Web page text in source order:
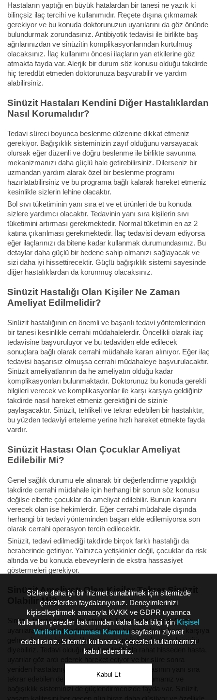
Sizlere daha iyi bir hizmet sunabilmek için sitemizde
çerezlerden faydalanıyoruz. Deneyimlerinizi
kişiselleştirmek amacıyla KVKK ve GDPR uyarınca
kullanılan çerezler bakımından daha fazla bilgi için Kişisel
Verilerin Korunması Kanunu sayfasını ziyaret
edebilirsiniz. Sitemizi kullanarak, çerezleri kullanmamızı
kabul edersiniz.
Kabul Et
Hastaların yaptığı en büyük hatalardan bir tanesi ne yazık ki
bilinçsiz ilaç tercihi ve kullanımıdır. Reçete dışına çıkmamak
gerekiyor ve bu konuda doktorunuzun uyarılarını da göz önünde
bulundurmak zorundasınız. Antibiyotik tedavisi ile birlikte baş
ağrılarınızdan ve sinüzitin komplikasyonlarından kurtulmuş
olacaksınız. İlaç kullanımı öncesi ilaçların yan etkilerine göz
atmakta fayda var. Alerjik bir durum söz konusu olduğu takdirde
hiç tereddüt etmeden doktorunuza başvurabilir ve yardım
alabilirsiniz.
Sinüzit Hastaları Kendini Diğer Hastalıklardan
Nasıl Korumalıdır?
Tedavi süreci boyunca beslenme düzenine dikkat etmeniz
gerekiyor. Bağışıklık sisteminizin zayıf olduğunu varsayacak
olursak eğer düzenli ve doğru beslenme ile birlikte savunma
mekanizmanızı daha güçlü hale getirebilirsiniz. Dilerseniz bir
uzmandan yardım alarak özel bir beslenme programı
hazırlatabilirsiniz ve bu programa bağlı kalarak hareket etmeniz
kesinlikle sizlerin lehine olacaktır.
Bol sıvı tüketiminin yanı sıra et ve et ürünleri de bu konuda
sizlere yardımcı olacaktır. Tedavinin yanı sıra kişilerin sıvı
tüketimini artırması gerekmektedir. Normal tüketimin en az 2
katına çıkarılması gerekmektedir. İlaç tedavisi devam ediyorsa
eğer ilaçlarınızı da bitene kadar kullanmak durumundasınız. Bu
detaylar daha güçlü bir bedene sahip olmanızı sağlayacak ve
sizi daha iyi hissettirecektir. Güçlü bağışıklık sistemi sayesinde
diğer hastalıklardan da korunmuş olacaksınız.
Sinüzit Hastalığı Olan Kişiler Ne Zaman
Ameliyat Edilmelidir?
Sinüzit hastalığının en önemli ve başarılı tedavi yöntemlerinden
bir tanesi kesinlikle cerrahi müdahalelerdir. Öncelikli olarak ilaç
tedavisine başvuruluyor ve bu tedaviden elde edilecek
sonuçlara bağlı olarak cerrahi müdahale kararı alınıyor. Eğer ilaç
tedavisi başarısız olmuşsa cerrahi müdahaleye başvurulacaktır.
Sinüzit ameliyatlarının da he ameliyatın olduğu kadar
komplikasyonları bulunmaktadır. Doktorunuz bu konuda gerekli
bilgileri verecek ve komplikasyonlar ile karşı karşıya geldiğiniz
takdirde nasıl hareket etmeniz gerektiğini de sizinle
paylaşacaktır. Sinüzit, tehlikeli ve tekrar edebilen bir hastalıktır,
bu yüzden tedaviyi erteleme yerine hızlı hareket etmekte fayda
vardır.
Sinüzit Hastası Olan Çocuklar Ameliyat
Edilebilir Mi?
Genel sağlık durumu ele alınarak bir değerlendirme yapıldığı
takdirde cerrahi müdahale için herhangi bir sorun söz konusu
değilse elbette çocuklar da ameliyat edilebilir. Bunun kararını
verecek olan ise hekimlerdir. Eğer cerrahi müdahale dışında
herhangi bir tedavi yönteminden başarı elde edilemiyorsa son
olarak cerrahi operasyon tercih edilecektir.
Sinüzit, tedavi edilmediği takdirde birçok farklı hastalığı da
beraberinde getiriyor. Yalnızca yetişkinler değil, çocuklar da risk
altında ve bu konuda ebeveynlerin de ekstra hassasiyet
göstermeleri gerekiyor.
Sinüzit Ameliyatı Olan Kişiler Tekrar Sinüzit
Olabilir Mi?
Sinüzit, tekrar eden bir hastalıktır. Tedavi olmanıza rağmen
uyarılara dikkat etmediğiniz takdirde bu hastalık ile karşı karşıya
gelmeniz mümkündür. Hastaların yaptığı hataların en büyüğü
diyebiliriz. Tedavi olduğu için kendini fazla rahat hisseden hasta,
tekrar edebilen de bir hastalıktır. Kendinizi korumanız ve